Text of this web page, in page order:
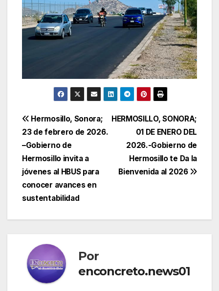
Navegación
de
entradas
HERMOSILLO, SONORA;
01 DE ENERO DEL
2026.-Gobierno de
Hermosillo te Da la
Bienvenida al 2026
Hermosillo, Sonora;
23 de febrero de 2026.
–Gobierno de
Hermosillo invita a
jóvenes al HBUS para
conocer avances en
sustentabilidad
Por
enconcreto.news01